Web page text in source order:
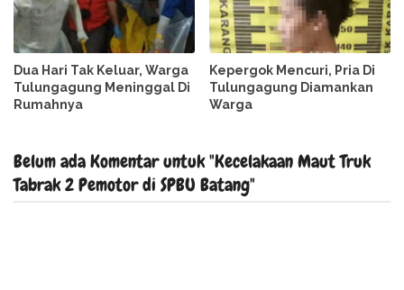
Dua Hari Tak Keluar, Warga
Tulungagung Meninggal Di
Rumahnya
Kepergok Mencuri, Pria Di
Tulungagung Diamankan
Warga
Belum ada Komentar untuk "Kecelakaan Maut Truk
Tabrak 2 Pemotor di SPBU Batang"